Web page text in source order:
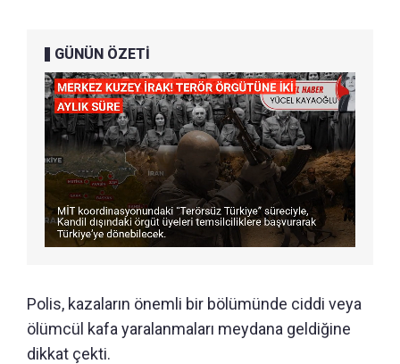
GÜNÜN ÖZETİ
Polis, kazaların önemli bir bölümünde ciddi veya
ölümcül kafa yaralanmaları meydana geldiğine
dikkat çekti.